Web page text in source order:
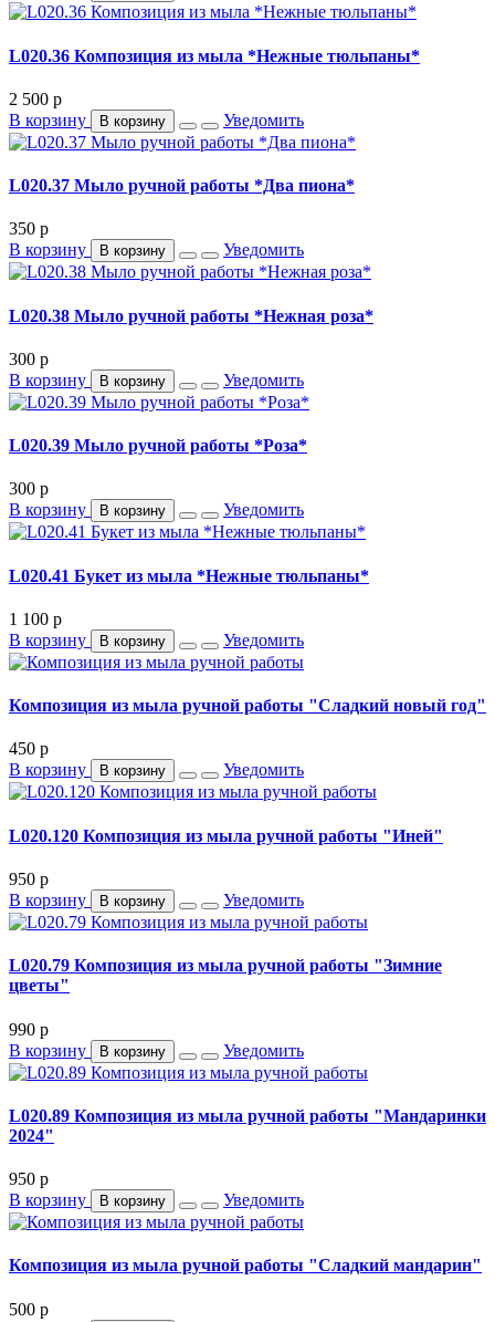
L020.36 Композиция из мыла *Нежные тюльпаны*
2 500 p
В корзину
В корзину Уведомить
L020.37 Мыло ручной работы *Два пиона*
350 p
В корзину
В корзину Уведомить
L020.38 Мыло ручной работы *Нежная роза*
300 p
В корзину
В корзину Уведомить
L020.39 Мыло ручной работы *Роза*
300 p
В корзину
В корзину Уведомить
L020.41 Букет из мыла *Нежные тюльпаны*
1 100 p
В корзину
В корзину Уведомить
Композиция из мыла ручной работы "Сладкий новый год"
450 p
В корзину
В корзину Уведомить
L020.120 Композиция из мыла ручной работы "Иней"
950 p
В корзину
В корзину Уведомить
L020.79 Композиция из мыла ручной работы "Зимние
цветы"
990 p
В корзину
В корзину Уведомить
L020.89 Композиция из мыла ручной работы "Мандаринки
2024"
950 p
В корзину
В корзину Уведомить
Композиция из мыла ручной работы "Сладкий мандарин"
500 p